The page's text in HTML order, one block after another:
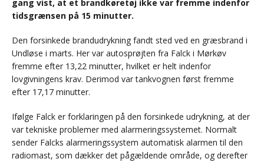
gang vist, at et brandkøretøj ikke var fremme indenfor
tidsgrænsen på 15 minutter.
Den forsinkede brandudrykning fandt sted ved en græsbrand i
Undløse i marts. Her var autosprøjten fra Falck i Mørkøv
fremme efter 13,22 minutter, hvilket er helt indenfor
lovgivningens krav. Derimod var tankvognen først fremme
efter 17,17 minutter.
Ifølge Falck er forklaringen på den forsinkede udrykning, at der
var tekniske problemer med alarmeringssystemet. Normalt
sender Falcks alarmeringssystem automatisk alarmen til den
radiomast, som dækker det pågældende område, og derefter